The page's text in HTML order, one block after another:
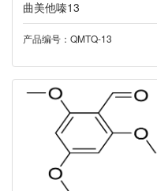
047雷沙吉兰
048尼可地尔
049奥拉帕尼
050帕里哌酮
曲美他嗪13
产品编号：QMTQ-13